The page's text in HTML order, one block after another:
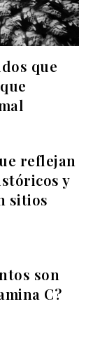
que
reflejan
y
sitios
son
C?